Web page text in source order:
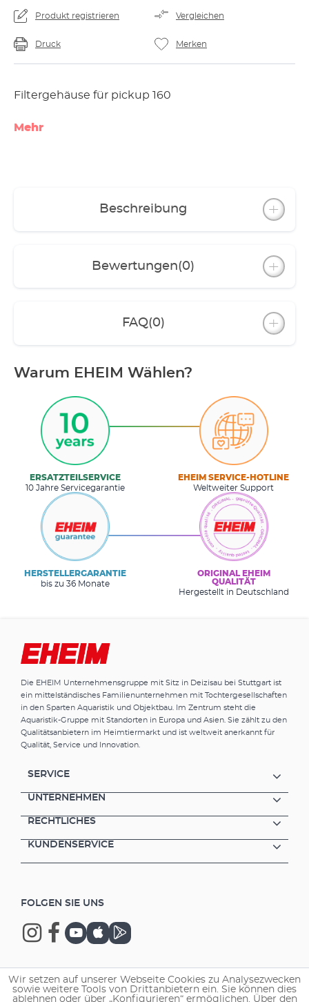
Produkt registrieren Vergleichen
Druck Merken
Filtergehäuse für pickup 160
Mehr
Beschreibung
Bewertungen(0)
FAQ(0)
Warum EHEIM Wählen?
ERSATZTEILSERVICE
10 Jahre Servicegarantie
EHEIM SERVICE-HOTLINE
Weltweiter Support
HERSTELLERGARANTIE
bis zu 36 Monate
ORIGINAL EHEIM
QUALITÄT
Hergestellt in Deutschland
Die EHEIM Unternehmensgruppe mit Sitz in Deizisau bei Stuttgart ist
ein mittelständisches Familienunternehmen mit Tochtergesellschaften
in den Sparten Aquaristik und Objektbau. Im Zentrum steht die
Aquaristik-Gruppe mit Standorten in Europa und Asien. Sie zählt zu den
Qualitätsanbietern im Heimtiermarkt und ist weltweit anerkannt für
Qualität, Service und Innovation.
SERVICE
UNTERNEHMEN
RECHTLICHES
KUNDENSERVICE
FOLGEN SIE UNS
Copyright © 2026 EHEIM GmbH & Co. KG.
Wir setzen auf unserer Webseite Cookies zu Analysezwecken
sowie weitere Tools von Drittanbietern ein. Sie können dies
ablehnen oder über „Konfigurieren“ ermöglichen. Über den